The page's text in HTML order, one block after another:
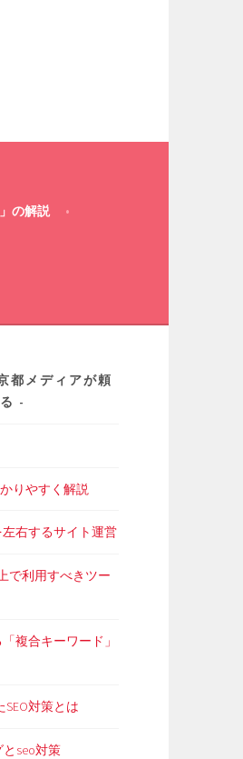
の解説
都メディアが頼
りやすく解説
右するサイト運営
で利用すべきツー
複合キーワード」
対策とは
seo対策